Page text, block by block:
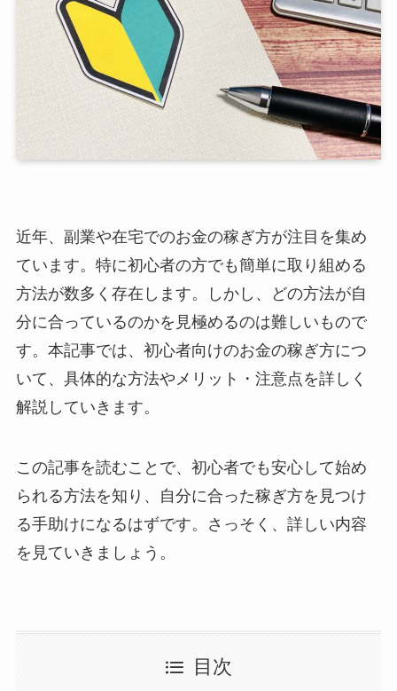
近年、副業や在宅でのお金の稼ぎ方が注目を集め
ています。特に初心者の方でも簡単に取り組める
方法が数多く存在します。しかし、どの方法が自
分に合っているのかを見極めるのは難しいもので
す。本記事では、初心者向けのお金の稼ぎ方につ
いて、具体的な方法やメリット・注意点を詳しく
解説していきます。
この記事を読むことで、初心者でも安心して始め
られる方法を知り、自分に合った稼ぎ方を見つけ
る手助けになるはずです。さっそく、詳しい内容
を見ていきましょう。
目次